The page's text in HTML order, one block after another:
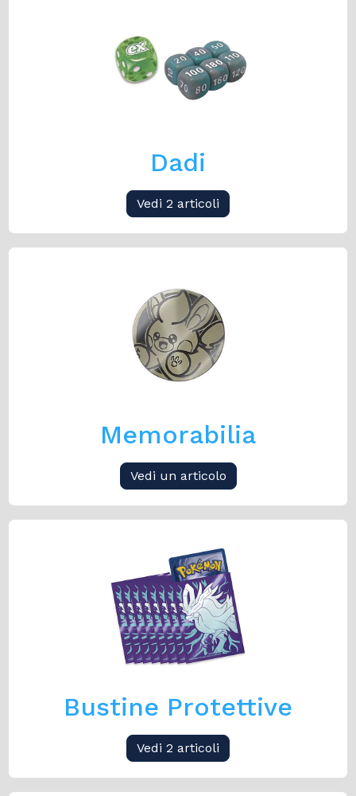
Dadi
Vedi 2 articoli
Memorabilia
Vedi un articolo
Bustine Protettive
Vedi 2 articoli